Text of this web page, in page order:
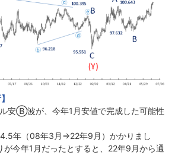
】
安Ⓑ波が、今年1月安値で完成した可能性
年（08年3月⇒22年9月）かかりまし
今年1月だったとすると、22年9月から通